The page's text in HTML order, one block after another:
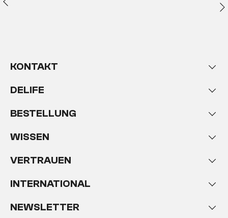
KONTAKT
DELIFE
BESTELLUNG
WISSEN
VERTRAUEN
INTERNATIONAL
NEWSLETTER